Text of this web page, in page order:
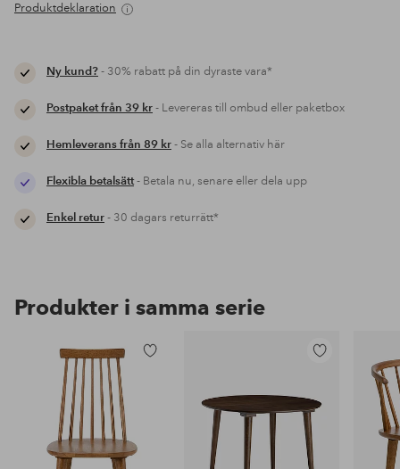
Produktdeklaration
Ny kund?- 30% rabatt på din dyraste vara*
Postpaket från 39 kr- Levereras till ombud eller paketbox
Hemleverans från 89 kr- Se alla alternativ här
Flexibla betalsätt- Betala nu, senare eller dela upp
Enkel retur- 30 dagars returrätt*
Produkter i samma serie
favoriter